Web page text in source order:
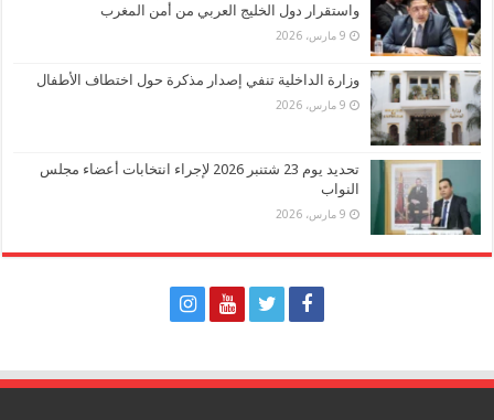
واستقرار دول الخليج العربي من أمن المغرب
9 مارس، 2026
وزارة الداخلية تنفي إصدار مذكرة حول اختطاف الأطفال
9 مارس، 2026
تحديد يوم 23 شتنبر 2026 لإجراء انتخابات أعضاء مجلس
النواب
9 مارس، 2026